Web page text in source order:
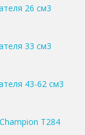
26 см3
33 см3
43-62 см3
T284